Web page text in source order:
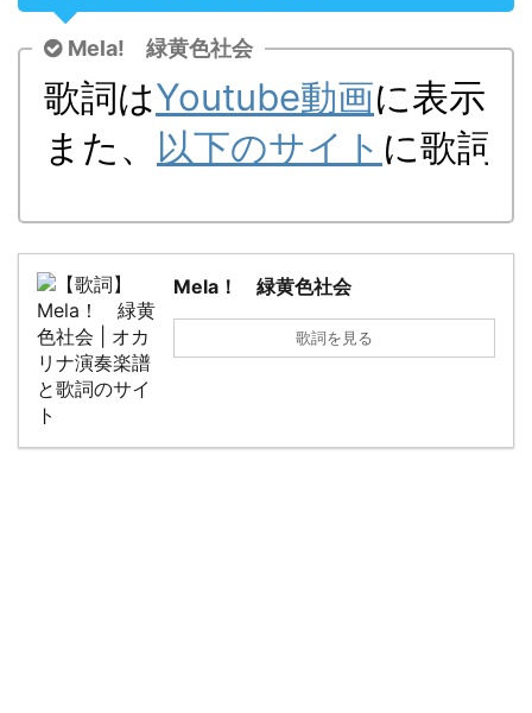
Mela! 緑黄色社会
歌詞はYoutube動画に表示
また、 以下のサイト に歌詞
Mela！ 緑黄色社会
歌詞を見る